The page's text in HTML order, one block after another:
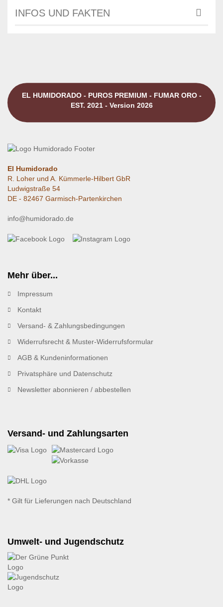
INFOS UND FAKTEN
EL HUMIDORADO - PUROS PREMIUM - FUMAR ORO -
EST. 2021 - Version 2026
El Humidorado
R. Loher und A. Kümmerle-Hilbert GbR
Ludwigstraße 54
DE - 82467 Garmisch-Partenkirchen
info@humidorado.de
Mehr über...
Impressum
Kontakt
Versand- & Zahlungsbedingungen
Widerrufsrecht & Muster-Widerrufsformular
AGB & Kundeninformationen
Privatsphäre und Datenschutz
Newsletter abonnieren / abbestellen
Versand- und Zahlungsarten
* Gilt für Lieferungen nach Deutschland
Umwelt- und Jugendschutz